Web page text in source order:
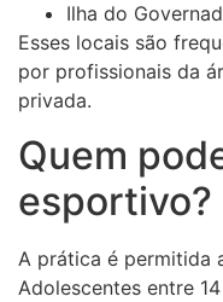
Ilha do
Esses locais são
por profissionais da
privada.
Quem
esportivo?
A prática é permitida
Adolescentes entre